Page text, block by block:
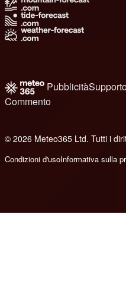
Pubblicità
Commento
© 2026 Meteo365 Ltd. Tutti i
Condizioni d'usoInformativa sulla